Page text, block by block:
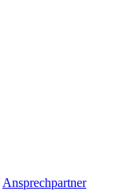
Ansprechpartner